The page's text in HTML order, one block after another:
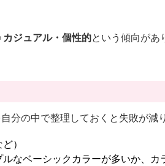
カジュアル・個性的という傾向があ
分の中で整理しておくと失敗が減り
）
ルなベーシックカラーが多いか、カ